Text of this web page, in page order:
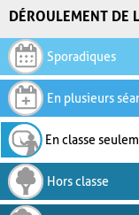
DÉROULEMENT DE
Sporadiques
En plusieurs
En classe
Hors classe